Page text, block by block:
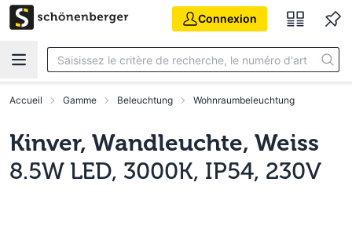
Aller au contenu principal
Connexion
Accueil Gamme Beleuchtung Wohnraumbeleuchtung
Kinver, Wandleuchte, Weiss
8.5W LED, 3000K, IP54, 230V